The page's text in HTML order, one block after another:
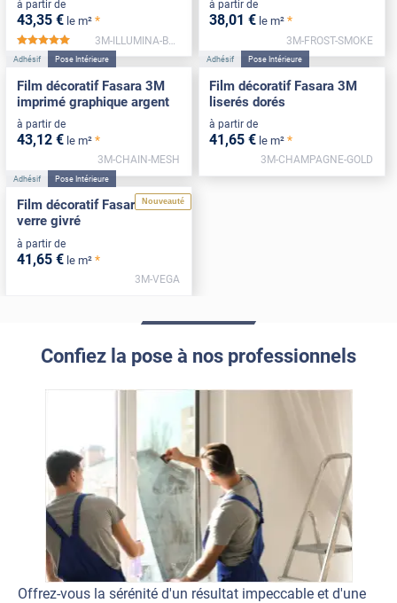
à partir de
43,35 € le m² *
*****
3M-ILLUMINA-BLACK
à partir de
38,01 € le m² *
3M-FROST-SMOKE
Adhésif Pose Intérieure
Film décoratif Fasara 3M
imprimé graphique argent
à partir de
43,12 € le m² *
3M-CHAIN-MESH
Adhésif Pose Intérieure
Film décoratif Fasara 3M
liserés dorés
à partir de
41,65 € le m² *
3M-CHAMPAGNE-GOLD
Nouveauté
Adhésif Pose Intérieure
Film décoratif Fasara 3M
verre givré
à partir de
41,65 € le m² *
3M-VEGA
Confiez la pose à nos professionnels
Offrez-vous la sérénité d'un résultat impeccable et d'une